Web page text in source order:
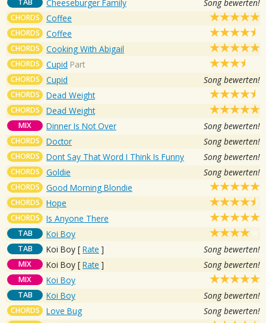
TAB Cheeseburger Family Song bewerten!
CHORDS Coffee
CHORDS Coffee
CHORDS Cooking With Abigail
CHORDS Cupid Part
CHORDS Cupid Song bewerten!
CHORDS Dead Weight
CHORDS Dead Weight
MIX Dinner Is Not Over Song bewerten!
CHORDS Doctor Song bewerten!
CHORDS Dont Say That Word I Think Is Funny Song bewerten!
CHORDS Goldie Song bewerten!
CHORDS Good Morning Blondie
CHORDS Hope
CHORDS Is Anyone There
TAB Koi Boy
TAB Koi Boy [ Rate ] Song bewerten!
MIX Koi Boy [ Rate ] Song bewerten!
MIX Koi Boy
TAB Koi Boy Song bewerten!
CHORDS Love Bug Song bewerten!